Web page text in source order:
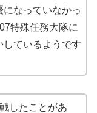
になっていなかっ
特殊任務大隊に
しているようです
したことがあ